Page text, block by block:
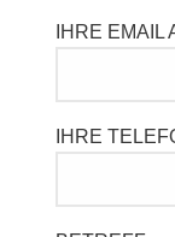
IHRE EMAIL
IHRE